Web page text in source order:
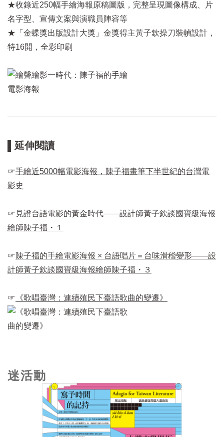
★收錄近250幅手繪海報原稿圖版，完整呈現圖像構成、片
名字型、宣傳文案與演職員陣容等
★「金蝶獎出版設計大獎」金獎得主黃子欽操刀裝幀設計，
特16開，全彩印刷
▌延伸閱讀
☞手繪近5000幅電影海報，陳子福畫筆下半世紀的台灣電
影史
☞ 見證台語電影的黃金時代——設計師黃子欽談國寶級海報
繪師陳子福・１
☞陳子福的手繪電影海報 × 台語唱片＝台味滑稽變形——設
計師黃子欽談國寶級海報繪師陳子福・３
☞ 《歌唱臺灣：連續殖民下臺語歌曲的變遷》
迷活動